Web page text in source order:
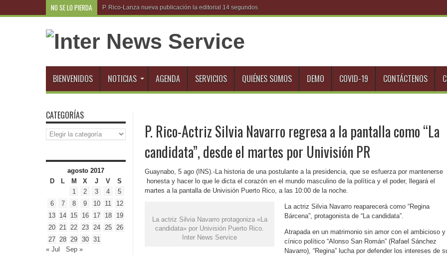
NO SE LO PIERDA R.
BIENVENIDOS NOTICIAS AGENDA SERVICIOS QUIÉNES SOMOS DEMO COVID-19 CONTÁCTENOS
P. Rico-Actriz Silvia Navarro regresa a la pantalla como “La
candidata”, desde el martes por Univisión PR
Guaynabo, 5 ago (INS).-La historia de una postulante a la presidencia, que se esfuerza por mantenerse
honesta y hacer lo que le dicta el corazón en el mundo masculino de la política y el poder, llegará el
martes a la pantalla de Univisión Puerto Rico, a las 10:00 de la noche.
La actriz Silvia Navarro protagoniza «La
candidata» por Univisión Puerto Rico.
Inter News Service
La actriz Silvia Navarro reaparecerá como “Regina
Bárcena”, protagonista de “La candidata”.
Atrapada en un matrimonio sin amor con el ambicioso y
cínico político “Alonso San Román” (Rafael Sánchez
Navarro), “Regina” lucha por defender los intereses de
CATEGORÍAS
Categorías
agosto 2017
D
L M X J V
S
1
2 3 4
5
6
7 8 9 10 11
12
13 14 15 16 17 18
19
20 21 22 23 24 25
26
27 28 29 30
31
« Jul
Sep »